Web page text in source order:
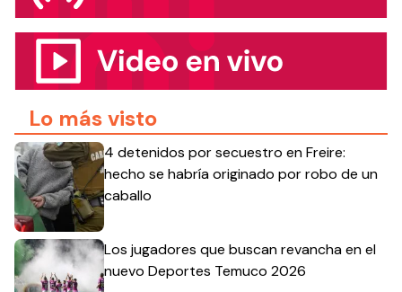
Lo más visto
4 detenidos por secuestro en Freire:
hecho se habría originado por robo de un
caballo
Los jugadores que buscan revancha en el
nuevo Deportes Temuco 2026